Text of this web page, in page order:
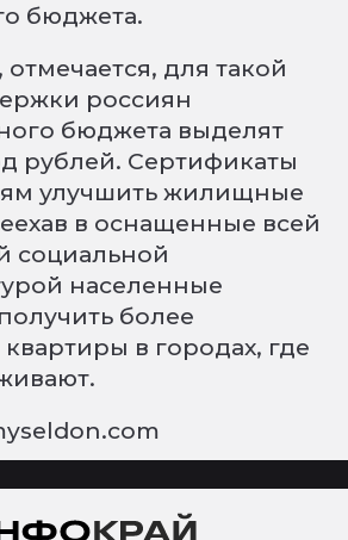
бюджета.
отмечается, для такой
россиян
бюджета выделят
рублей. Сертификаты
улучшить жилищные
в оснащенные всей
социальной
населенные
более
в городах, где